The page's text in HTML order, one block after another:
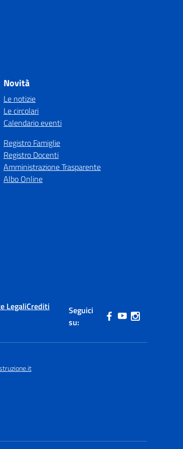
Novità
Le notizie
Le circolari
Calendario eventi
Registro Famiglie
Registro Docenti
Amministrazione Trasparente
Albo Online
LegaliCrediti
Seguici
su: